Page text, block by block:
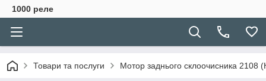
1000 реле
Товари та послуги Мотор заднього склоочисника 2108